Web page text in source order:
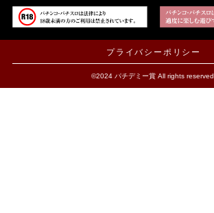
プライバシーポリシー
©2024 パチデミー賞 All rights reserved.